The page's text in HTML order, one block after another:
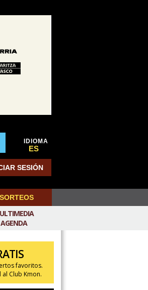
IDIOMA
ES
SESIÓN
SORTEOS
AGENDA
favoritos.
Club Kmon.